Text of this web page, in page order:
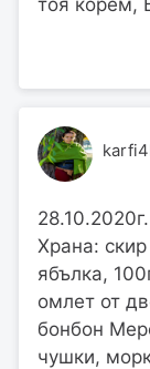
28.10.2020г.
Храна:
ябълка,
омлет от
бонбон
чушки,